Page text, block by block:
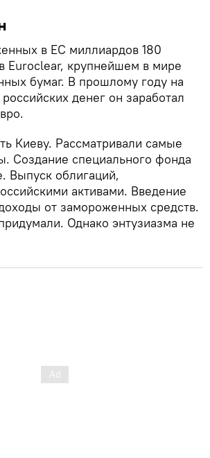
в ЕС миллиардов 180
Euroclear, крупнейшем в мире
бумаг. В прошлому году на
денег он заработал
Киеву. Рассматривали самые
Создание специального фонда
Выпуск облигаций,
активами. Введение
от замороженных средств.
Однако энтузиазма не